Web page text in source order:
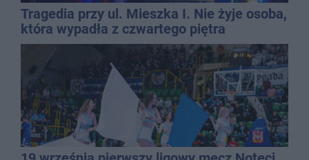
Tragedia przy ul. Mieszka I. Nie żyje osoba,
która wypadła z czwartego piętra